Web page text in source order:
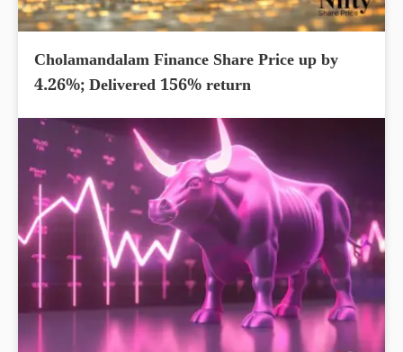
Cholamandalam Finance Share Price up by
4.26%; Delivered 156% return